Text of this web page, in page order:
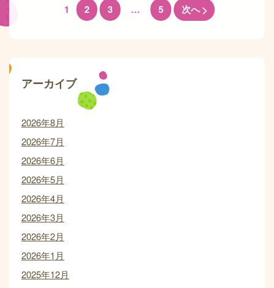
1 2 3 … 5 次へ
アーカイブ
2026年8月
2026年7月
2026年6月
2026年5月
2026年4月
2026年3月
2026年2月
2026年1月
2025年12月